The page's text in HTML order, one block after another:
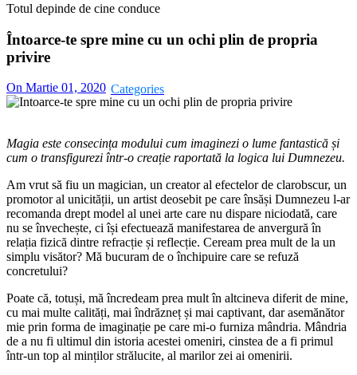
Totul depinde de cine conduce
Întoarce-te spre mine cu un ochi plin de propria
privire
On Martie 01, 2020
Magia este consecința modului cum imaginezi o lume fantastică și
cum o transfigurezi într-o creație raportată la logica lui Dumnezeu.
Am vrut să fiu un magician, un creator al efectelor de clarobscur, un
promotor al unicității, un artist deosebit pe care însăși Dumnezeu l-ar
recomanda drept model al unei arte care nu dispare niciodată, care
nu se învechește, ci își efectuează manifestarea de anvergură în
relația fizică dintre refracție și reflecție. Ceream prea mult de la un
simplu visător? Mă bucuram de o închipuire care se refuză
concretului?
Poate că, totuși, mă încredeam prea mult în altcineva diferit de mine,
cu mai multe calități, mai îndrăzneț și mai captivant, dar asemănător
mie prin forma de imaginație pe care mi-o furniza mândria. Mândria
de a nu fi ultimul din istoria acestei omeniri, cinstea de a fi primul
într-un top al minților strălucite, al marilor zei ai omenirii.